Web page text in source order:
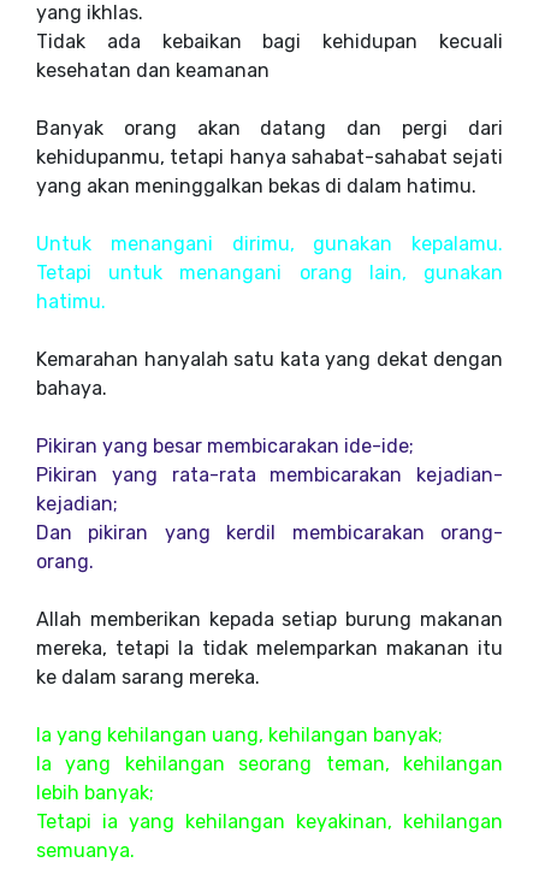
yang ikhlas.
Tidak ada kebaikan bagi kehidupan kecuali
kesehatan dan keamanan
Banyak orang akan datang dan pergi dari
kehidupanmu, tetapi hanya sahabat-sahabat sejati
yang akan meninggalkan bekas di dalam hatimu.
Untuk menangani dirimu, gunakan kepalamu.
Tetapi untuk menangani orang lain, gunakan
hatimu.
Kemarahan hanyalah satu kata yang dekat dengan
bahaya.
Pikiran yang besar membicarakan ide-ide;
Pikiran yang rata-rata membicarakan kejadian-
kejadian;
Dan pikiran yang kerdil membicarakan orang-
orang.
Allah memberikan kepada setiap burung makanan
mereka, tetapi Ia tidak melemparkan makanan itu
ke dalam sarang mereka.
Ia yang kehilangan uang, kehilangan banyak;
Ia yang kehilangan seorang teman, kehilangan
lebih banyak;
Tetapi ia yang kehilangan keyakinan, kehilangan
semuanya.